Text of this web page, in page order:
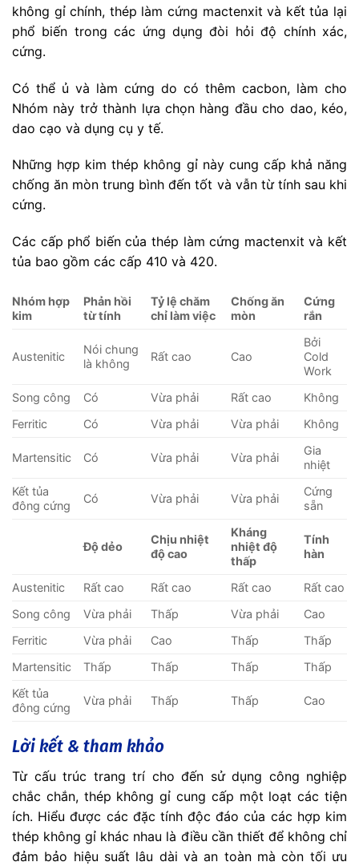
không gỉ chính, thép làm cứng mactenxit và kết tủa lại
phổ biến trong các ứng dụng đòi hỏi độ chính xác,
cứng.
Có thể ủ và làm cứng do có thêm cacbon, làm cho
Nhóm này trở thành lựa chọn hàng đầu cho dao, kéo,
dao cạo và dụng cụ y tế.
Những hợp kim thép không gỉ này cung cấp khả năng
chống ăn mòn trung bình đến tốt và vẫn từ tính sau khi
cứng.
Các cấp phổ biến của thép làm cứng mactenxit và kết
tủa bao gồm các cấp 410 và 420.
Nhóm hợp
kim
Phản hồi
từ tính
Tỷ lệ chăm
chỉ làm việc
Chống ăn
mòn
Cứng
rắn
Austenitic
Nói chung
là không
Rất cao Cao
Bởi
Cold
Work
Song công
Có Vừa phải Rất cao
Không
Ferritic
Có Vừa phải Vừa phải Không
Martensitic Có Vừa phải Vừa phải
Gia
nhiệt
Kết tủa
đông cứng
Có Vừa phải Vừa phải
Cứng
sẵn
Độ dẻo
Chịu nhiệt
độ cao
Kháng
nhiệt độ
thấp
Tính
hàn
Austenitic Rất cao Rất cao Rất cao
Rất cao
Song công
Vừa phải Thấp Vừa phải
Cao
Ferritic
Vừa phải Cao Thấp
Thấp
Martensitic
Thấp Thấp Thấp
Thấp
Kết tủa
đông cứng
Vừa phải Thấp Thấp Cao
Lời kết & tham khảo
Từ cấu trúc trang trí cho đến sử dụng công nghiệp
chắc chắn, thép không gỉ cung cấp một loạt các tiện
ích. Hiểu được các đặc tính độc đáo của các hợp kim
thép không gỉ khác nhau là điều cần thiết để không chỉ
đảm bảo hiệu suất lâu dài và an toàn mà còn tối ưu